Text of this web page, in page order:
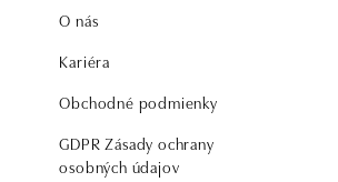
O nás
Kariéra
Obchodné podmienky
GDPR Zásady ochrany
osobných údajov